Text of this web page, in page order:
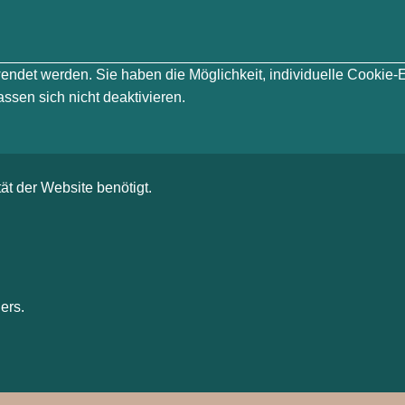
werden. Sie haben die Möglichkeit, individuelle
sich nicht deaktivieren.
der Website benötigt.